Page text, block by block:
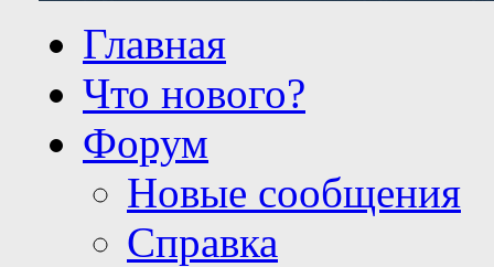
Главная
Что нового?
Форум
Новые сообщения
Справка